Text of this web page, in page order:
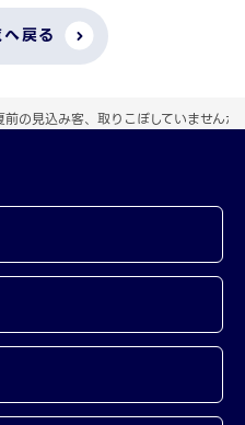
戻る
前の見込み客、取りこぼしていません